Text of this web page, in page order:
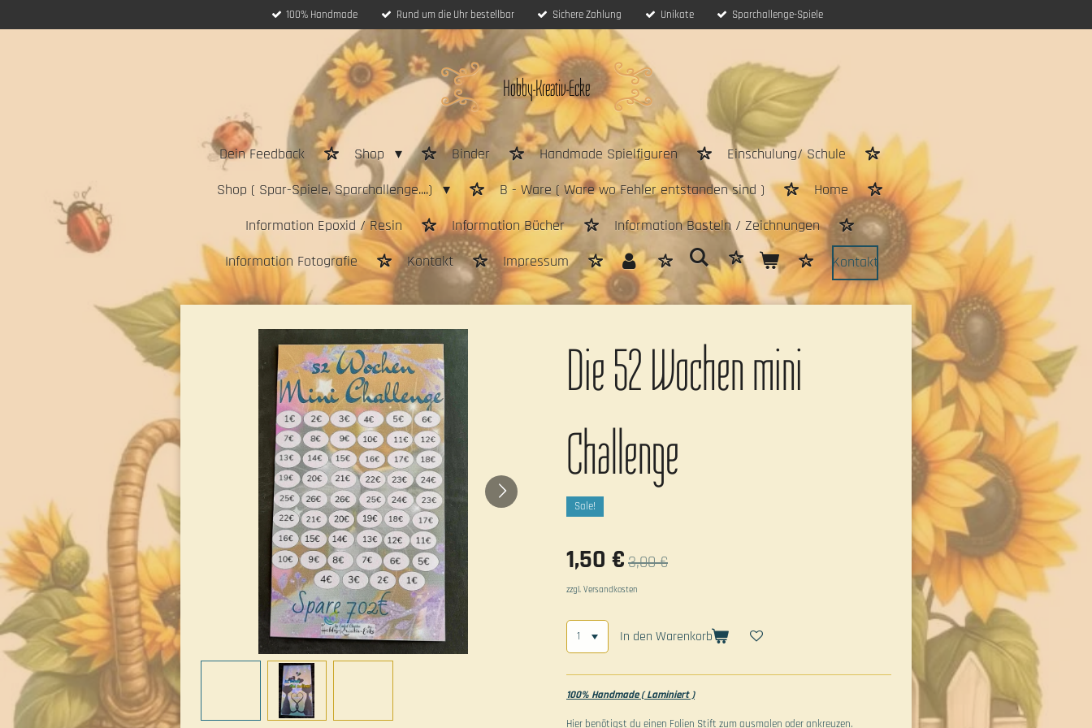
100% Handmade Rund um die Uhr bestellbar Sichere Zahlung Unikate Sparchallenge-Spiele
Hobby-Kreativ-Ecke
Dein Feedback Shop Binder Handmade Spielfiguren
Einschulung/ Schule
Shop ( Spar-Spiele, Sparchallenge....)
B - Ware ( Ware wo Fehler entstanden sind )
Home
Information Epoxid / Resin
Information Bücher
Information Basteln / Zeichnungen
Information Fotografie
Kontakt Impressum Kontakt
Die 52 Wochen mini
Challenge
Sale!
1,50 €3,00 €
zzgl. Versandkosten
In den Warenkorb
100% Handmade ( Laminiert )
Hier benötigst du einen Folien Stift zum ausmalen oder ankreuzen.